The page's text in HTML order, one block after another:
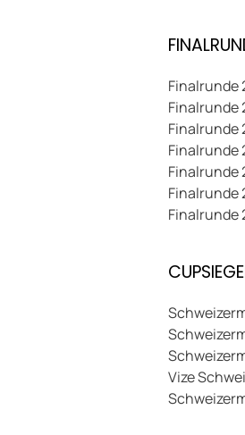
Finalrunde
Finalrunde
Finalrunde
Finalrunde
Finalrunde
Finalrunde
Finalrunde
Vize